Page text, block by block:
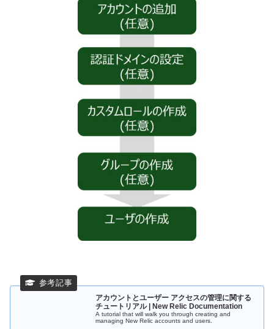
アカウントとユーザー アクセスの管理に関する
チュートリアル | New Relic Documentation
A tutorial that will walk you through creating and
managing New Relic accounts and users.